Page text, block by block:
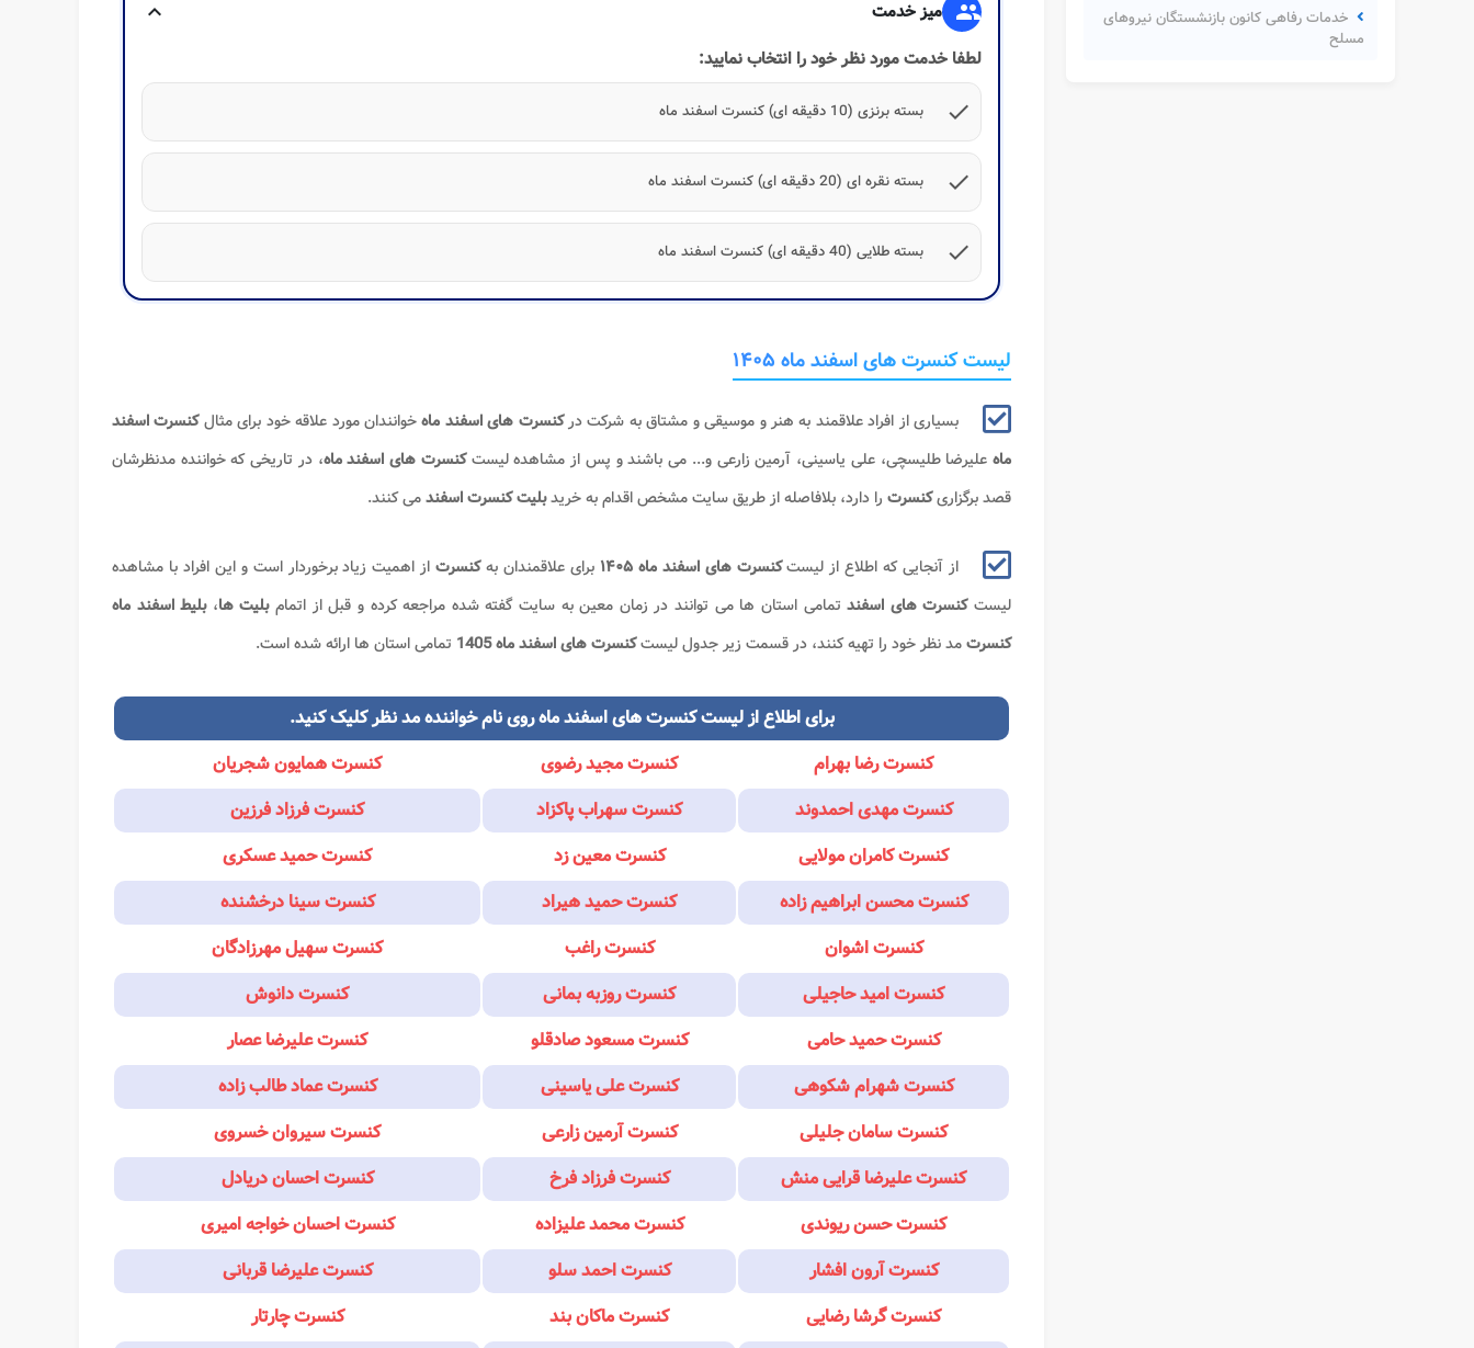
خدمات رفاهی کانون بازنشستگان نیروهای
مسلح
group میز خدمت
expand_more
لطفا خدمت مورد نظر خود را انتخاب نمایید:
check
بسته برنزی (10 دقیقه ای) کنسرت اسفند ماه
check بسته نقره ای (20 دقیقه ای) کنسرت اسفند ماه
check بسته طلایی (40 دقیقه ای) کنسرت اسفند ماه
لیست کنسرت های اسفند ماه ۱۴۰۵
بسیاری از افراد علاقمند به هنر و موسیقی و مشتاق به شرکت درکنسرت های اسفند ماهخوانندان مورد علاقه خود برای مثالکنسرت اسفند
ماه علیرضا طلیسچی، علی یاسینی، آرمین زارعی و... می باشند و پس از مشاهده لیستکنسرت های اسفند ماه، در تاریخی که خواننده مدنظرشان
قصد برگزاریکنسرت را دارد، بلافاصله از طریق سایت مشخص اقدام به خریدبلیت کنسرت اسفندمی کنند.
از آنجایی که اطلاع از لیستکنسرت های اسفند ماه ۱۴۰۵ برای علاقمندان بهکنسرت از اهمیت زیاد برخوردار است و این افراد با مشاهده
لیستکنسرت های اسفند تمامی استان ها می توانند در زمان معین به سایت گفته شده مراجعه کرده و قبل از اتمامبلیت ها،بلیط اسفند ماه
کنسرتمد نظر خود را تهیه کنند، در قسمت زیر جدول لیستکنسرت های اسفند ماه1405 تمامی استان ها ارائه شده است.
برای اطلاع از لیست کنسرت های اسفند ماه روی نام خواننده مد نظر کلیک کنید.
کنسرت رضا بهرام
کنسرت مجید رضوی
کنسرت همایون شجریان
کنسرت مهدی احمدوند
کنسرت سهراب پاکزاد
کنسرت فرزاد فرزین
کنسرت کامران مولایی
کنسرت معین زد
کنسرت حمید عسکری
کنسرت محسن ابراهیم زاده
کنسرت حمید هیراد
کنسرت سینا درخشنده
کنسرت اشوان
کنسرت راغب
کنسرت سهیل مهرزادگان
کنسرت امید حاجیلی
کنسرت روزبه بمانی
کنسرت دانوش
کنسرت حمید حامی
کنسرت مسعود صادقلو
کنسرت علیرضا عصار
کنسرت شهرام شکوهی
کنسرت علی یاسینی
کنسرت عماد طالب زاده
کنسرت سامان جلیلی
کنسرت آرمین زارعی
کنسرت سیروان خسروی
کنسرت علیرضا قرایی منش
کنسرت فرزاد فرخ
کنسرت احسان دریادل
کنسرت حسن ریوندی
کنسرت محمد علیزاده
کنسرت احسان خواجه امیری
کنسرت آرون افشار
کنسرت احمد سلو
کنسرت علیرضا قربانی
کنسرت گرشا رضایی
کنسرت ماکان بند
کنسرت چارتار